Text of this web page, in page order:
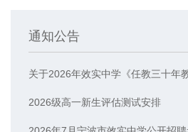
通知公告
2026级高一新生评估测试安排